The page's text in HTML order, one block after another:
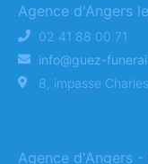
Agence d'Angers
02 41 88 00 71
info@guez-
8, impasse
Agence d'Angers